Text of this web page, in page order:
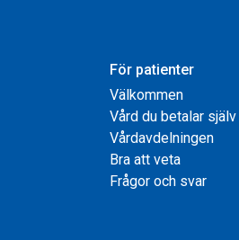
För patienter
Välkommen
Vård du betalar själv
Vårdavdelningen
Bra att veta
Frågor och svar